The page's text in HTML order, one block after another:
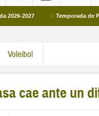
Temporada de Piscinas
Voleibol
cae ante un